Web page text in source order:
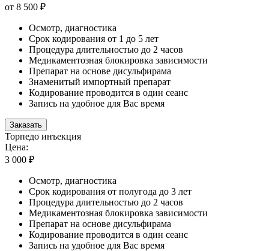
от 8 500 ₽
Осмотр, диагностика
Срок кодирования от 1 до 5 лет
Процедура длительностью до 2 часов
Медикаментозная блокировка зависимости
Препарат на основе дисульфирама
Знаменитый импортный препарат
Кодирование проводится в один сеанс
Запись на удобное для Вас время
Заказать
Торпедо инъекция
Цена:
3 000 ₽
Осмотр, диагностика
Срок кодирования от полугода до 3 лет
Процедура длительностью до 2 часов
Медикаментозная блокировка зависимости
Препарат на основе дисульфирама
Кодирование проводится в один сеанс
Запись на удобное для Вас время